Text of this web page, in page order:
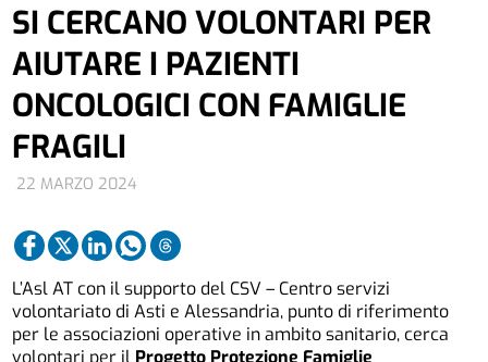
22 MARZO 2024
SI CERCANO VOLONTARI PER
AIUTARE I PAZIENTI
ONCOLOGICI CON FAMIGLIE
FRAGILI
L’Asl AT con il supporto del CSV – Centro servizi
volontariato di Asti e Alessandria, punto di riferimento
per le associazioni operative in ambito sanitario, cerca
volontari per il Progetto Protezione Famiglie